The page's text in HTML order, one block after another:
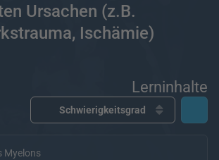
Ursachen (z.B.
Ischämie)
Lerninhalte
Myelons